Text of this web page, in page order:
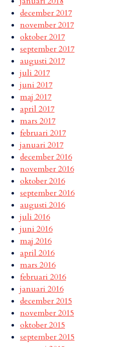
december 2017
november 2017
oktober 2017
september 2017
augusti 2017
juli 2017
juni 2017
maj 2017
april 2017
mars 2017
februari 2017
januari 2017
december 2016
november 2016
oktober 2016
september 2016
augusti 2016
juli 2016
juni 2016
maj 2016
april 2016
mars 2016
februari 2016
januari 2016
december 2015
november 2015
oktober 2015
september 2015